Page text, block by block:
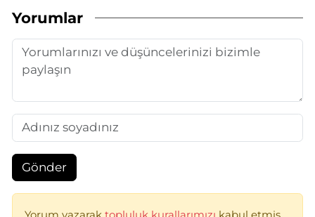
Yorumlar
Gönder